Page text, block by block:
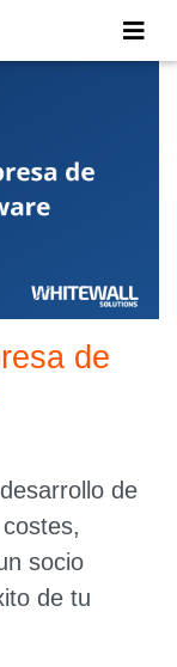
de
de
socio
de tu